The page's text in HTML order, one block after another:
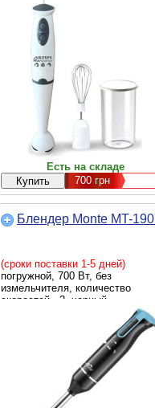
Есть на складе
700грн
Блендер Monte MT-
(сроки поставки 1-5 дней)
погружной, 700 Вт, без
измельчителя, количество
скоростей - 2, черный